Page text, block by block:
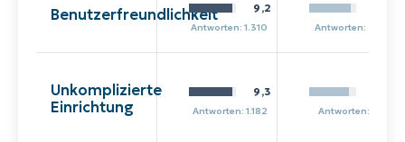
Benutzerfreundlichkeit 9,2
Antworten: 1.310 Antworten: 246
Unkomplizierte
Einrichtung
9,3
Antworten: 1.182 Antworten: 213